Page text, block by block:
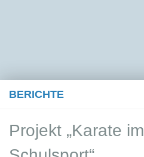
BERICHTE
Projekt „Karate im